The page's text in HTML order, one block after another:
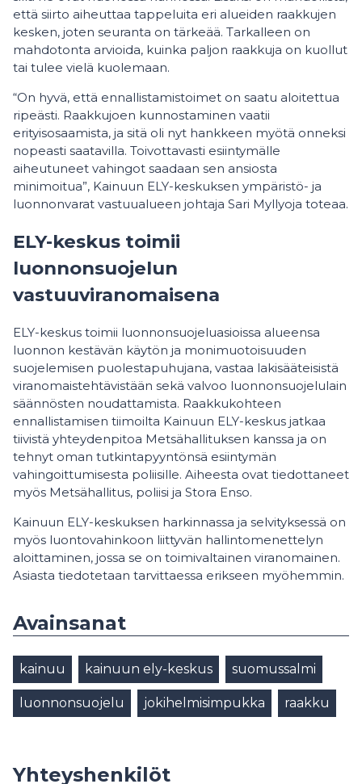
että siirto aiheuttaa tappeluita eri alueiden raakkujen
kesken, joten seuranta on tärkeää. Tarkalleen on
mahdotonta arvioida, kuinka paljon raakkuja on kuollut
tai tulee vielä kuolemaan.
“On hyvä, että ennallistamistoimet on saatu aloitettua
ripeästi. Raakkujoen kunnostaminen vaatii
erityisosaamista, ja sitä oli nyt hankkeen myötä onneksi
nopeasti saatavilla. Toivottavasti esiintymälle
aiheutuneet vahingot saadaan sen ansiosta
minimoitua”, Kainuun ELY-keskuksen ympäristö- ja
luonnonvarat vastuualueen johtaja Sari Myllyoja toteaa.
ELY-keskus toimii
luonnonsuojelun
vastuuviranomaisena
ELY-keskus toimii luonnonsuojeluasioissa alueensa
luonnon kestävän käytön ja monimuotoisuuden
suojelemisen puolestapuhujana, vastaa lakisääteisistä
viranomaistehtävistään sekä valvoo luonnonsuojelulain
säännösten noudattamista. Raakkukohteen
ennallistamisen tiimoilta Kainuun ELY-keskus jatkaa
tiivistä yhteydenpitoa Metsähallituksen kanssa ja on
tehnyt oman tutkintapyyntönsä esiintymän
vahingoittumisesta poliisille. Aiheesta ovat tiedottaneet
myös Metsähallitus, poliisi ja Stora Enso.
Kainuun ELY-keskuksen harkinnassa ja selvityksessä on
myös luontovahinkoon liittyvän hallintomenettelyn
aloittaminen, jossa se on toimivaltainen viranomainen.
Asiasta tiedotetaan tarvittaessa erikseen myöhemmin.
Avainsanat
kainuu kainuun ely-keskus suomussalmi
luonnonsuojelu jokihelmisimpukka raakku
Yhteyshenkilöt